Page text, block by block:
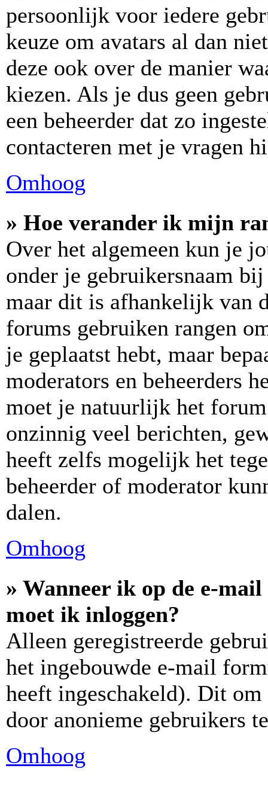
persoonlijk voor iedere
keuze om avatars al dan
deze ook over de manier
kiezen. Als je dus geen
een beheerder dat zo
contacteren met je vragen
Omhoog
» Hoe verander ik mijn
Over het algemeen kun je
onder je gebruikersnaam
maar dit is afhankelijk van
forums gebruiken rangen
je geplaatst hebt, maar
moderators en beheerders
moet je natuurlijk het
onzinnig veel berichten,
heeft zelfs mogelijk het
beheerder of moderator
dalen.
Omhoog
» Wanneer ik op de e-
moet ik inloggen?
Alleen geregistreerde
het ingebouwde e-mail
heeft ingeschakeld). Dit
door anonieme gebruikers
Omhoog